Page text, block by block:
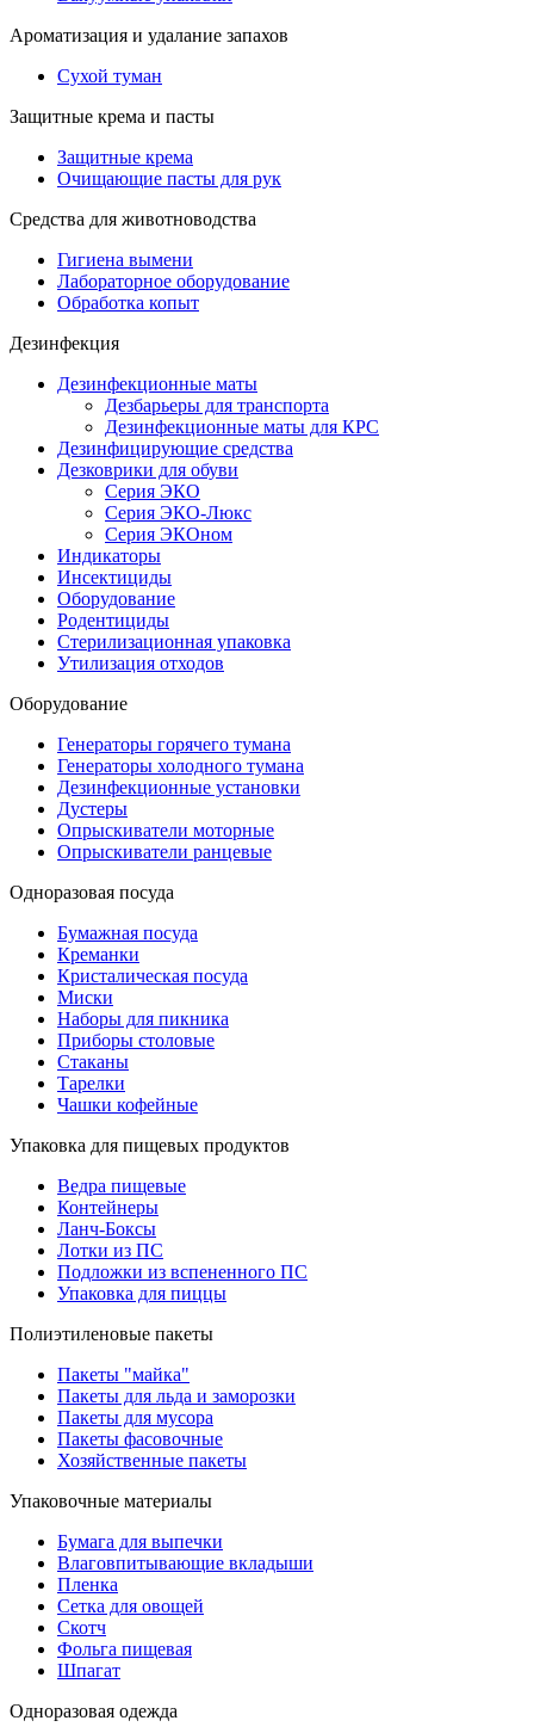
Ароматизация и удалание запахов
Сухой туман
Защитные крема и пасты
Защитные крема
Очищающие пасты для рук
Средства для животноводства
Гигиена вымени
Лабораторное оборудование
Обработка копыт
Дезинфекция
Дезинфекционные маты
Дезбарьеры для транспорта
Дезинфекционные маты для КРС
Дезинфицирующие средства
Дезковрики для обуви
Серия ЭКО
Серия ЭКО-Люкс
Серия ЭКОном
Индикаторы
Инсектициды
Оборудование
Родентициды
Стерилизационная упаковка
Утилизация отходов
Оборудование
Генераторы горячего тумана
Генераторы холодного тумана
Дезинфекционные установки
Дустеры
Опрыскиватели моторные
Опрыскиватели ранцевые
Одноразовая посуда
Бумажная посуда
Креманки
Кристалическая посуда
Миски
Наборы для пикника
Приборы столовые
Стаканы
Тарелки
Чашки кофейные
Упаковка для пищевых продуктов
Ведра пищевые
Контейнеры
Ланч-Боксы
Лотки из ПС
Подложки из вспененного ПС
Упаковка для пиццы
Полиэтиленовые пакеты
Пакеты "майка"
Пакеты для льда и заморозки
Пакеты для мусора
Пакеты фасовочные
Хозяйственные пакеты
Упаковочные материалы
Бумага для выпечки
Влаговпитывающие вкладыши
Пленка
Сетка для овощей
Скотч
Фольга пищевая
Шпагат
Одноразовая одежда